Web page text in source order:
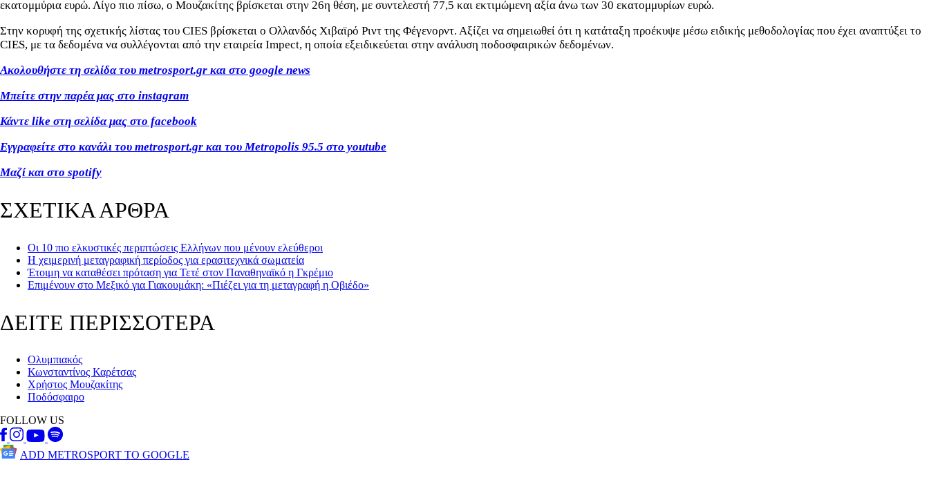
εκατομμύρια ευρώ. Λίγο πιο πίσω, ο Μουζακίτης βρίσκεται στην 26η θέση, με συντελεστή 77,5 και εκτιμώμενη αξία άνω των 30 εκατομμυρίων ευρώ.
Στην κορυφή της σχετικής λίστας του CIES βρίσκεται ο Ολλανδός Χιβαϊρό Ριντ της Φέγενορντ. Αξίζει να σημειωθεί ότι η κατάταξη προέκυψε μέσω ειδικής μεθοδολογίας που έχει αναπτύξει το
CIES, με τα δεδομένα να συλλέγονται από την εταιρεία Impect, η οποία εξειδικεύεται στην ανάλυση ποδοσφαιρικών δεδομένων.
Ακολουθήστε τη σελίδα του metrosport.gr και στο google news
Μπείτε στην παρέα μας στο instagram
Κάντε like στη σελίδα μας στο facebook
Εγγραφείτε στο κανάλι του metrosport.gr και του Metropolis 95.5 στο youtube
Μαζί και στο spotify
ΣΧΕΤΙΚΑ ΑΡΘΡΑ
Οι 10 πιο ελκυστικές περιπτώσεις Ελλήνων που μένουν ελεύθεροι
Η χειμερινή μεταγραφική περίοδος για ερασιτεχνικά σωματεία
Έτοιμη να καταθέσει πρόταση για Τετέ στον Παναθηναϊκό η Γκρέμιο
Επιμένουν στο Μεξικό για Γιακουμάκη: «Πιέζει για τη μεταγραφή η Οβιέδο»
ΔΕΙΤΕ ΠΕΡΙΣΣΟΤΕΡΑ
Ολυμπιακός
Κωνσταντίνος Καρέτσας
Χρήστος Μουζακίτης
Ποδόσφαιρο
FOLLOW US
ADD METROSPORT TO GOOGLE